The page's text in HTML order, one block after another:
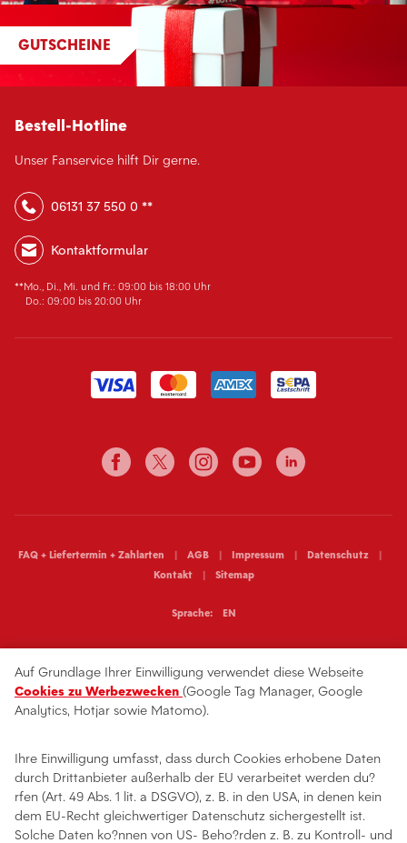
GUTSCHEINE
Bestell-Hotline
Unser Fanservice hilft Dir gerne.
06131 37 550 0 **
Kontaktformular
**Mo., Di., Mi. und Fr.: 09:00 bis 18:00 Uhr
Do.: 09:00 bis 20:00 Uhr
FAQ + Liefertermin + Zahlarten AGB Impressum
Datenschutz
Kontakt
Sitemap
Sprache: EN
Auf Grundlage Ihrer Einwilligung verwendet diese Webseite
Cookies zu Werbezwecken (Google Tag Manager, Google
Analytics, Hotjar sowie Matomo).
Ihre Einwilligung umfasst, dass durch Cookies erhobene Daten
durch Drittanbieter außerhalb der EU verarbeitet werden du?
rfen (Art. 49 Abs. 1 lit. a DSGVO), z. B. in den USA, in denen kein
dem EU-Recht gleichwertiger Datenschutz sichergestellt ist.
Solche Daten ko?nnen von US- Beho?rden z. B. zu Kontroll- und